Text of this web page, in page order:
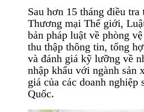
Sau hơn 15 tháng điều
Thương mại Thế giới,
bản pháp luật về phòng
thu thập thông tin, tổng
và đánh giá kỹ lưỡng về
nhập khẩu với ngành sản
giá của các doanh nghiệp
Quốc.